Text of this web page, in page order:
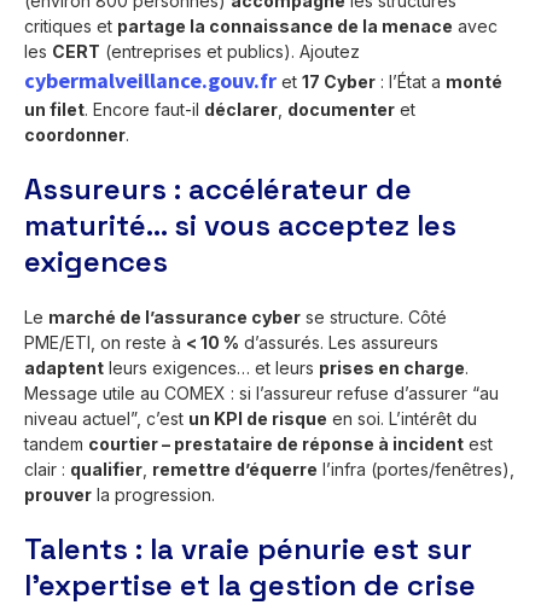
critiques et partage la connaissance de la menace avec
les CERT (entreprises et publics). Ajoutez
cybermalveillance.gouv.fr et 17 Cyber : l’État a monté
un filet. Encore faut-il déclarer documenter et
coordonner.
Assureurs : accélérateur de
maturité… si vous acceptez les
exigences
Le marché de l’assurance cyber se structure. Côté
PME/ETI, on reste à < 10 % d’assurés. Les assureurs
adaptent leurs exigences… et leurs prises en charge.
Message utile au COMEX : si l’assureur refuse d’assurer “au
niveau actuel”, c’est un KPI de risque en soi. L’intérêt du
tandem courtier – prestataire de réponse à incident est
clair : qualifier remettre d’équerre l’infra (portes/fenêtres),
prouver la progression.
Talents : la vraie pénurie est sur
l’expertise et la gestion de crise